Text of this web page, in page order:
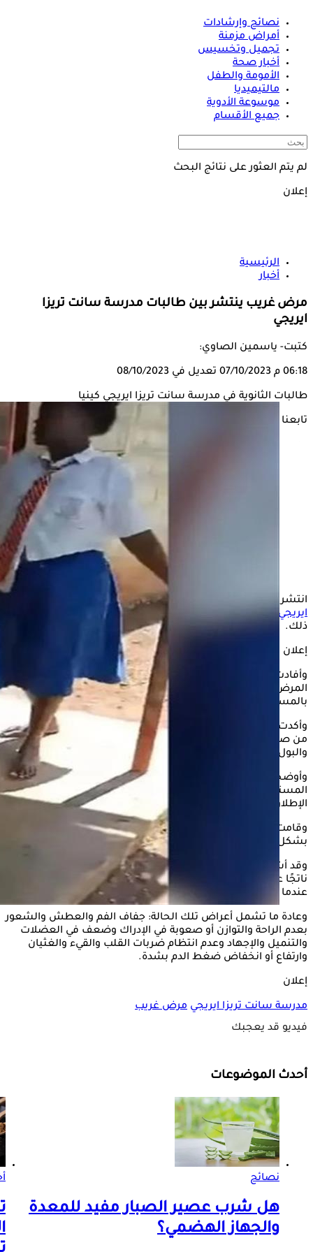
نصائح وإرشادات
أمراض مزمنة
تجميل وتخسيس
أخبار صحة
الأمومة والطفل
مالتيميديا
موسوعة الأدوية
جميع الأقسام
لم يتم العثور على نتائج البحث
إعلان
الرئيسية
أخبار
مرض غريب ينتشر بين طالبات مدرسة سانت تريزا
ايريجي
كتبت- ياسمين الصاوي:
06:18 م 07/10/2023 تعديل في 08/10/2023
طالبات الثانوية في مدرسة سانت تريزا ايريجي كينيا
تابعنا على
انتشرمرض غريب بين طالبات الثانوية فيمدرسة سانت تريزا
ايريجي
في كينيا، لدرجة أن أكثر من 90 فتاة أصيبوا بالشلل جراء
ذلك.
إعلان
وأفادت تقارير الأخبار، أن هيئات الصحة الكينية مازالت تحقق في
المرض الغريب الذي أصاب 90 طالبة بالمدرسة وتم احتجازهن
بالمستشفى، حسبما نشر موقع "Times of India”
وأكدت التقارير الإعلامية، أن الفتيات المصابات بهذا المرض يعانين
من صعوبة في المشي وألم في الركبة، وتم إرسال عينات من الدم
والبول والبراز الخاصة بهن لتحليلها في معامل كيزيمو ونيروبي.
وأوضحت التقارير الحالية، أن الطالبات يرتجفن على السرير في
المستشفى، في حين تسير بعض الطالبات بشكل غير متزن على
الإطلاق.
وقامت السلطات بغلق مدرسة سانت تريزا ايريجي الثانوية للبنات
بشكل مؤقت، حتى يتم حسم الموقف ومعرفة طبيعة المرض.
وقد أشارت بعض التقارير المعملية، إلى أن هذا المرض ربما يكون
ناتجًا عن فقدان السوائل والتوازن الكهرلي في الجسم، والذي يحدث
عندما ينخفض أو يرتفع معدل المعادن بالجسم بقوة.
وعادة ما تشمل أعراض تلك الحالة: جفاف الفم والعطش والشعور
بعدم الراحة والتوازن أو صعوبة في الإدراك وضعف في العضلات
والتنميل والإجهاد وعدم انتظام ضربات القلب والقيء والغثيان
وارتفاع أو انخفاض ضغط الدم بشدة.
إعلان
مدرسة سانت تريزا ايريجي مرض غريب
فيديو قد يعجبك
أحدث الموضوعات
نصائح
هل شرب عصير الصبار مفيد للمعدة
والجهاز الهضمي؟